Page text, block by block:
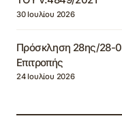
30 Ιουλίου 2026
Πρόσκληση 28ης/28-
Επιτροπής
24 Ιουλίου 2026